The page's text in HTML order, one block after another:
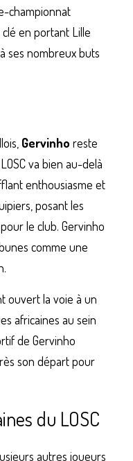
championnat
clé en portant Lille
ses nombreux buts
Gervinho reste
va bien au-delà
enthousiasme et
posant les
le club. Gervinho
comme une
ouvert la voie à un
africaines au sein
de Gervinho
son départ pour
du LOSC
autres joueurs